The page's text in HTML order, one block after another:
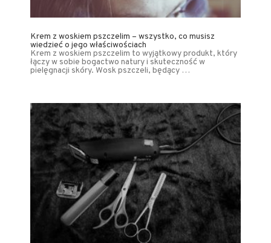
Krem z woskiem pszczelim – wszystko, co musisz
wiedzieć o jego właściwościach
Krem z woskiem pszczelim to wyjątkowy produkt, który
łączy w sobie bogactwo natury i skuteczność w
pielęgnacji skóry. Wosk pszczeli, będący …